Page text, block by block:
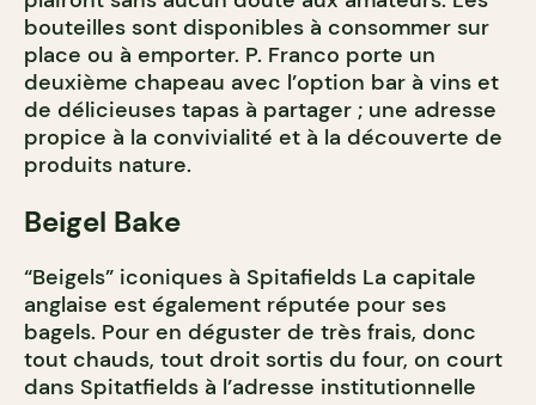
bouteilles sont disponibles à consommer sur
place ou à emporter. P. Franco porte un
deuxième chapeau avec l’option bar à vins et
de délicieuses tapas à partager ; une adresse
propice à la convivialité et à la découverte de
produits nature.
Beigel Bake
“Beigels” iconiques à Spitafields La capitale
anglaise est également réputée pour ses
bagels. Pour en déguster de très frais, donc
tout chauds, tout droit sortis du four, on court
dans Spitatfields à l’adresse institutionnelle